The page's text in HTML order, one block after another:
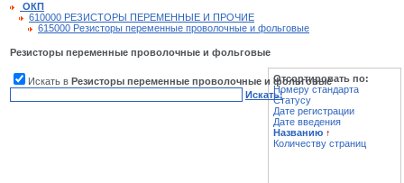
ОКП
610000 РЕЗИСТОРЫ ПЕРЕМЕННЫЕ И ПРОЧИЕ
615000 Резисторы переменные проволочные и фольговые
Резисторы переменные проволочные и фольговые
Искать в Резисторы переменные проволочные и фольговые
Искать!
Отсортировать по:
Номеру стандарта
Статусу
Дате регистрации
Дате введения
Названию ↑
Количеству страниц